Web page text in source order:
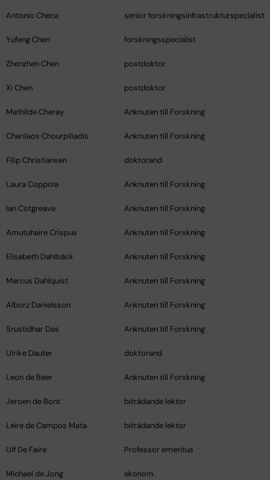
Antonio Checa senior forskningsinfrastrukturspecialist
Yufeng Chen forskningsspecialist
Zhenzhen Chen postdoktor
Xi Chen postdoktor
Mathilde Cheray Anknuten till Forskning
Charilaos Chourpiliadis Anknuten till Forskning
Filip Christiansen doktorand
Laura Coppola Anknuten till Forskning
Ian Cotgreave Anknuten till Forskning
Amutuhaire Crispus Anknuten till Forskning
Elisabeth Dahlbäck Anknuten till Forskning
Marcus Dahlquist Anknuten till Forskning
Alborz Danielsson Anknuten till Forskning
Srustidhar Das Anknuten till Forskning
Ulrike Dauter doktorand
Leon de Beer Anknuten till Forskning
Jeroen de Bont biträdande lektor
Leire de Campos Mata biträdande lektor
Ulf De Faire Professor emeritus
Michael de Jong ekonom